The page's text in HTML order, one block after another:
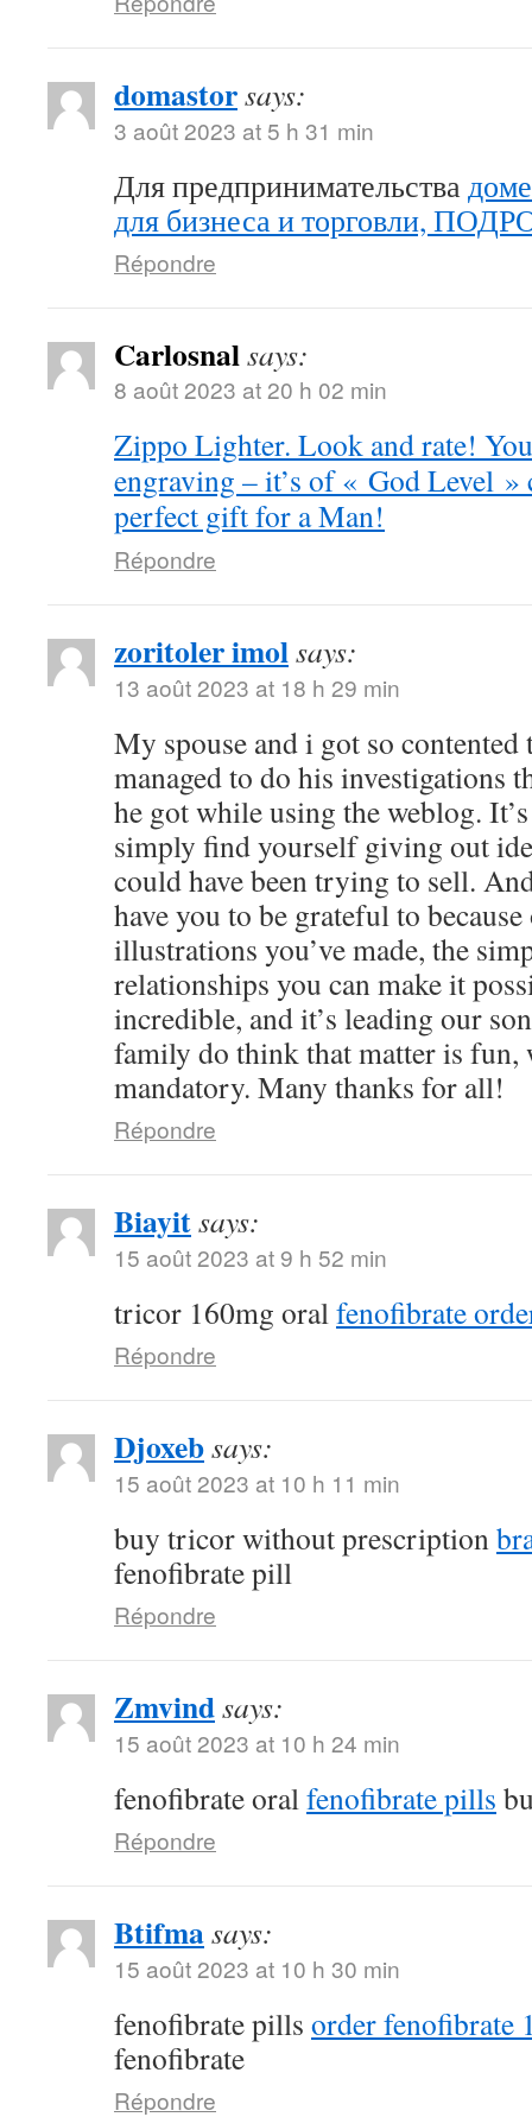
domastorsays:
3 août 2023 at 5 h 31 min
Для предпринимательства
для бизнеса и торговли,
Répondre
Carlosnalsays:
8 août 2023 at 20 h 02 min
Zippo Lighter. Look and rate!
engraving – it’s of « God Level
perfect gift for a Man!
Répondre
zoritoler imolsays:
13 août 2023 at 18 h 29 min
My spouse and i got so contented
managed to do his investigations
he got while using the weblog.
simply find yourself giving out
could have been trying to sell.
have you to be grateful to
illustrations you’ve made, the
relationships you can make it
incredible, and it’s leading our
family do think that matter is
mandatory. Many thanks for all!
Répondre
Biayitsays:
15 août 2023 at 9 h 52 min
tricor 160mg oralfenofibrate
Répondre
Djoxebsays:
15 août 2023 at 10 h 11 min
buy tricor without prescription
fenofibrate pill
Répondre
Zmvindsays:
15 août 2023 at 10 h 24 min
fenofibrate oralfenofibrate pills
Répondre
Btifmasays:
15 août 2023 at 10 h 30 min
fenofibrate pills order fenofibrate
fenofibrate
Répondre